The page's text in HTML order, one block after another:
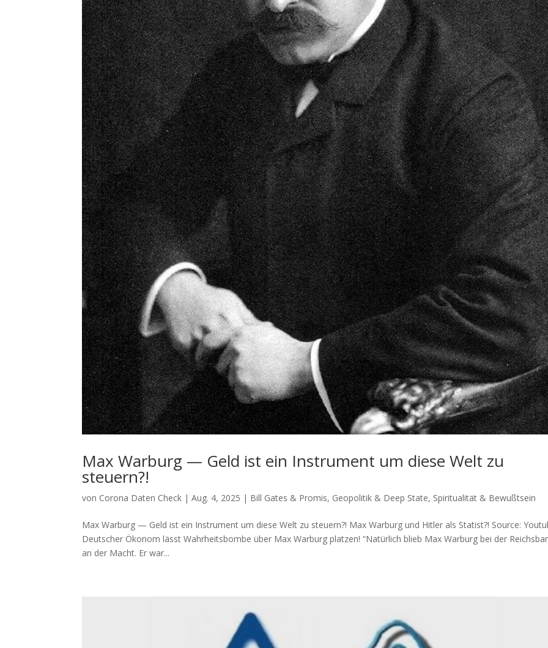
Max Warburg — Geld ist ein Instrument um diese Welt zu
steuern?!
von Corona Daten Check |Aug. 4, 2025 | Bill Gates & Promis, Geopolitik & Deep State, Spiritualität & Bewußtsein
Max Warburg — Geld ist ein Instrument um diese Welt zu steuern?! Max War­burg und Hit­ler als Statist?! Source:
Deut­scher Öko­nom lässt Wahr­heits­bom­be über Max War­burg platzen! “Natür­lich blieb Max War­burg bei der
an der Macht. Er war...